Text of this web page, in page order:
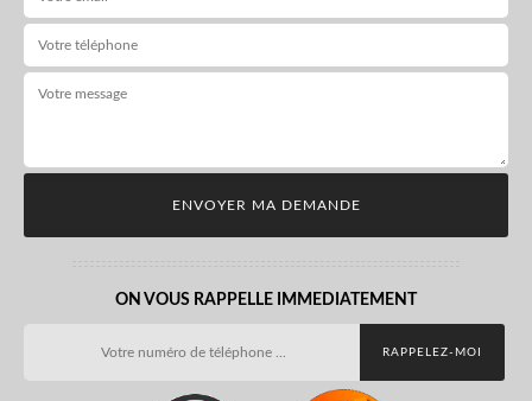
ON VOUS RAPPELLE IMMEDIATEMENT